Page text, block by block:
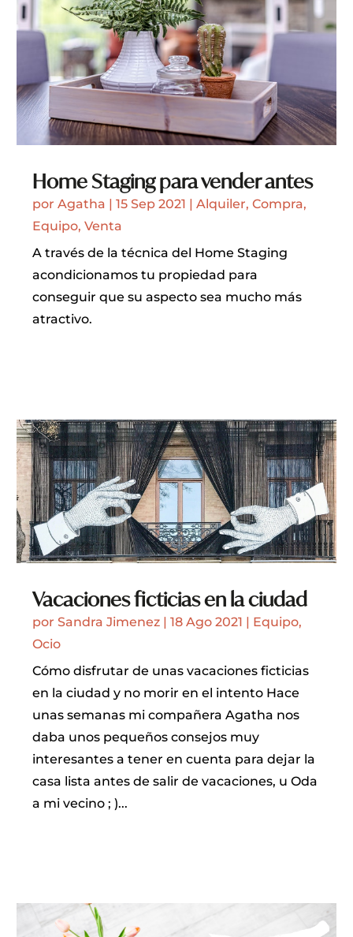
Home Staging para vender antes
porAgatha |15 Sep 2021 |Alquiler,Compra,
Equipo,Venta
A través de la técnica del Home Staging
acondicionamos tu propiedad para
conseguir que su aspecto sea mucho más
atractivo.
Vacaciones ficticias en la ciudad
porSandra Jimenez |18 Ago 2021 | Equipo,
Ocio
Cómo disfrutar de unas vacaciones ficticias
en la ciudad y no morir en el intento Hace
unas semanas mi compañera Agatha nos
daba unos pequeños consejos muy
interesantes a tener en cuenta para dejar la
casa lista antes de salir de vacaciones, u Oda
a mi vecino ; )...